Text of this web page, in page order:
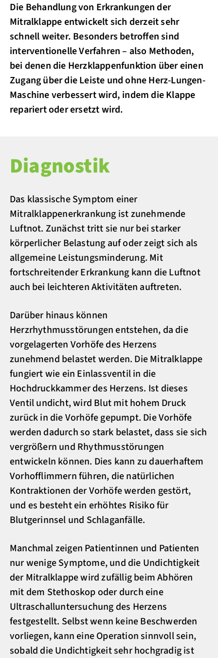
Die Behandlung von Erkrankungen der
Mitralklappe entwickelt sich derzeit sehr
schnell weiter. Besonders betroffen sind
interventionelle Verfahren – also Methoden,
bei denen die Herzklappenfunktion über einen
Zugang über die Leiste und ohne Herz-Lungen-
Maschine verbessert wird, indem die Klappe
repariert oder ersetzt wird.
Diagnostik
Das klassische Symptom einer
Mitralklappenerkrankung ist zunehmende
Luftnot. Zunächst tritt sie nur bei starker
körperlicher Belastung auf oder zeigt sich als
allgemeine Leistungsminderung. Mit
fortschreitender Erkrankung kann die Luftnot
auch bei leichteren Aktivitäten auftreten.
Darüber hinaus können
Herzrhythmusstörungen entstehen, da die
vorgelagerten Vorhöfe des Herzens
zunehmend belastet werden. Die Mitralklappe
fungiert wie ein Einlassventil in die
Hochdruckkammer des Herzens. Ist dieses
Ventil undicht, wird Blut mit hohem Druck
zurück in die Vorhöfe gepumpt. Die Vorhöfe
werden dadurch so stark belastet, dass sie sich
vergrößern und Rhythmusstörungen
entwickeln können. Dies kann zu dauerhaftem
Vorhofflimmern führen, die natürlichen
Kontraktionen der Vorhöfe werden gestört,
und es besteht ein erhöhtes Risiko für
Blutgerinnsel und Schlaganfälle.
Manchmal zeigen Patientinnen und Patienten
nur wenige Symptome, und die Undichtigkeit
der Mitralklappe wird zufällig beim Abhören
mit dem Stethoskop oder durch eine
Ultraschalluntersuchung des Herzens
festgestellt. Selbst wenn keine Beschwerden
vorliegen, kann eine Operation sinnvoll sein,
sobald die Undichtigkeit sehr hochgradig ist